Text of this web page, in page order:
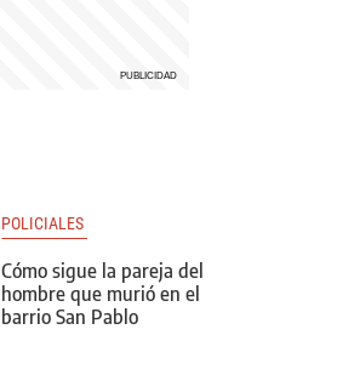
POLICIALES
Cómo sigue la pareja del
hombre que murió en el
barrio San Pablo